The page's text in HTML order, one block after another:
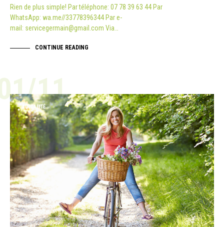
Rien de plus simple! Par téléphone: 07 78 39 63 44 Par
WhatsApp: wa.me//33778396344 Par e-
mail: servicegermain@gmail.com Via…
CONTINUE READING
11
ACTUALITÉ